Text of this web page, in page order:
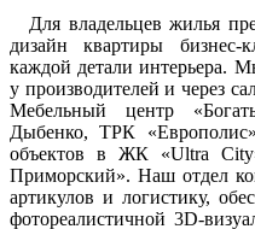
Для владельцев жилья
дизайн квартиры бизнес-
каждой детали интерьера.
у производителей и через
Мебельный центр
Дыбенко, ТРК
объектов в ЖК «Ultra
Приморский». Наш отдел
артикулов и логистику,
фотореалистичной 3D-